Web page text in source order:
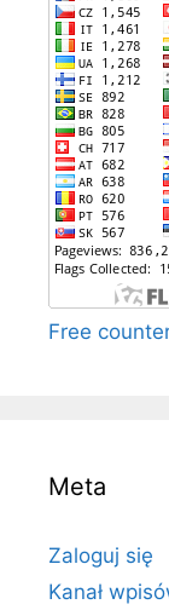
Free
Meta
Zaloguj się
Kanał